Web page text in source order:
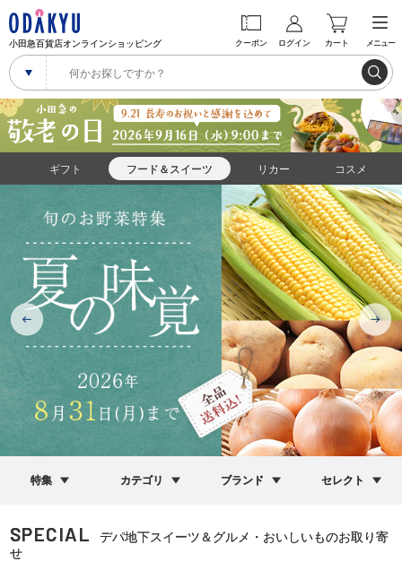
小田急百貨店オンラインショッピング クーポン ログイン カート メニュー
ギフト フード＆スイーツ リカー コスメ
特集 カテゴリ ブランド セレクト
SPECIAL
デパ地下スイーツ＆グルメ・おいしいものお取り寄
せ